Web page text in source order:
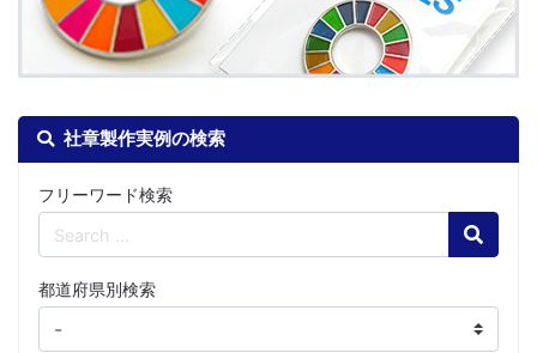
社章製作実例の検索
フリーワード検索
Search
都道府県別検索